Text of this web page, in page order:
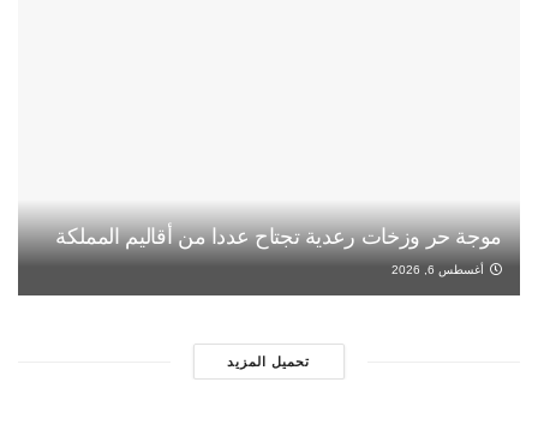
موجة حر وزخات رعدية تجتاح عددا من أقاليم المملكة
أغسطس 6, 2026
تحميل المزيد